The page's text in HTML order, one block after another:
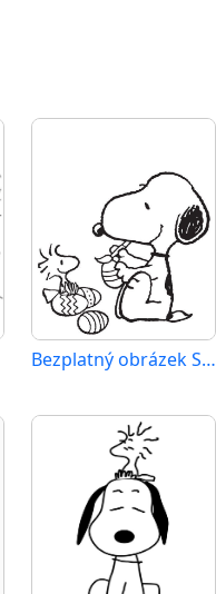
Bezplatný obrázek Snoopyho